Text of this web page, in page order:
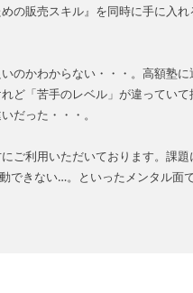
の販売スキル』を同時に手に入れ
のかわからない・・・。高額塾
ど「苦手のレベル」が違っていて
だった・・・。
ご利用いただいております。課題
できない…。といったメンタル面